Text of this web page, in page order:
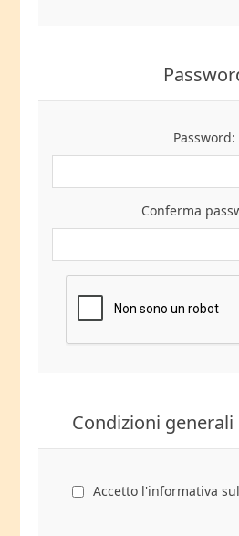
Password:
Conferma
Condizioni
Accetto l'informativa